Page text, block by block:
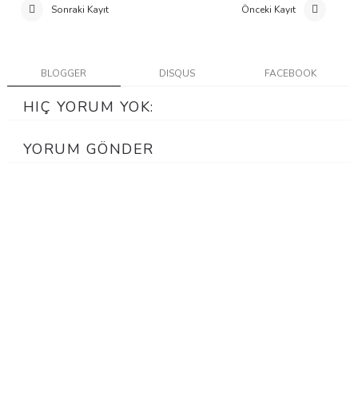
Sonraki Kayıt Önceki Kayıt
BLOGGER DISQUS FACEBOOK
HIÇ YORUM YOK:
YORUM GÖNDER